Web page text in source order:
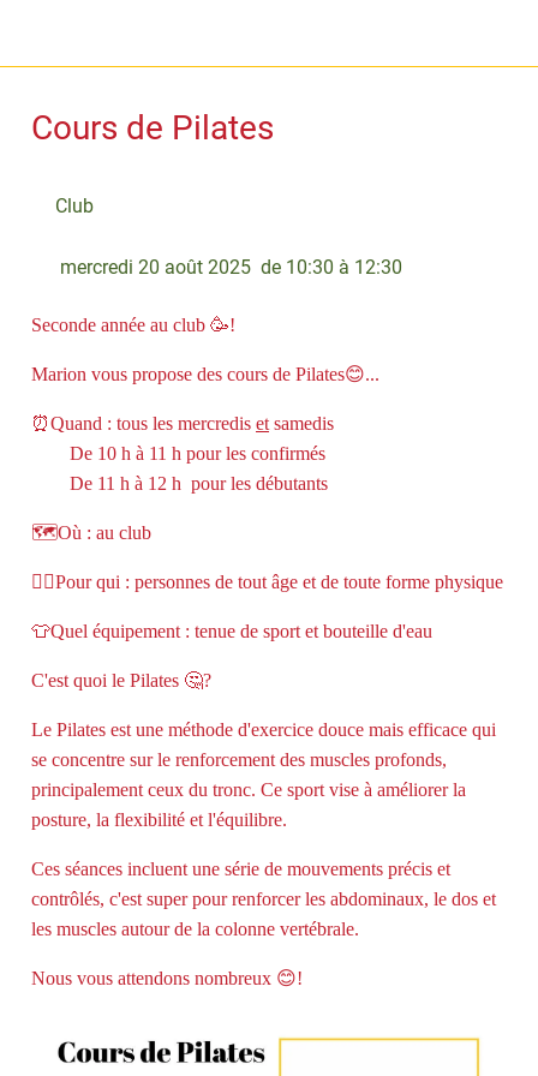
Cours de Pilates
Club
mercredi 20 août 2025  de 10:30 à 12:30
Seconde année au club 🥳!
Marion vous propose des cours de Pilates😊...
⏰Quand : tous les mercredis et samedis
De 10 h à 11 h pour les confirmés
De 11 h à 12 h pour les débutants
🗺️Où : au club
🙋‍♂️Pour qui : personnes de tout âge et de toute forme physique
👕Quel équipement : tenue de sport et bouteille d'eau
C'est quoi le Pilates 🤔?
Le Pilates est une méthode d'exercice douce mais efficace qui
se concentre sur le renforcement des muscles profonds,
principalement ceux du tronc. Ce sport vise à améliorer la
posture, la flexibilité et l'équilibre.
Ces séances incluent une série de mouvements précis et
contrôlés, c'est super pour renforcer les abdominaux, le dos et
les muscles autour de la colonne vertébrale.
Nous vous attendons nombreux 😊!